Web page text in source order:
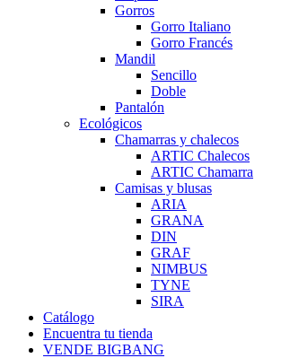
Gorros
Gorro Italiano
Gorro Francés
Mandil
Sencillo
Doble
Pantalón
Ecológicos
Chamarras y chalecos
ARTIC Chalecos
ARTIC Chamarra
Camisas y blusas
ARIA
GRANA
DIN
GRAF
NIMBUS
TYNE
SIRA
Catálogo
Encuentra tu tienda
VENDE BIGBANG